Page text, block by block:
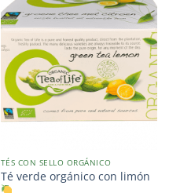
TÉS CON SELLO ORGÁNICO
Té verde orgánico con limón